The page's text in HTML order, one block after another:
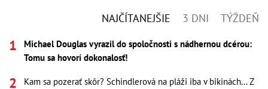
NAJČÍTANEJŠIE 3 DNI TÝŽDEŇ
Michael Douglas vyrazil do spoločnosti s nádhernou dcérou:
Tomu sa hovorí dokonalosť!
Kam sa pozerať skôr? Schindlerová na pláži iba v bikinách... Z